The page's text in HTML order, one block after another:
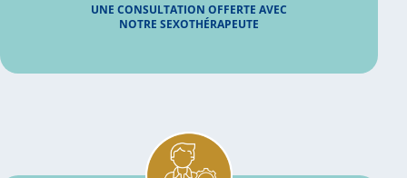
UNE CONSULTATION OFFERTE AVEC
NOTRE SEXOTHÉRAPEUTE